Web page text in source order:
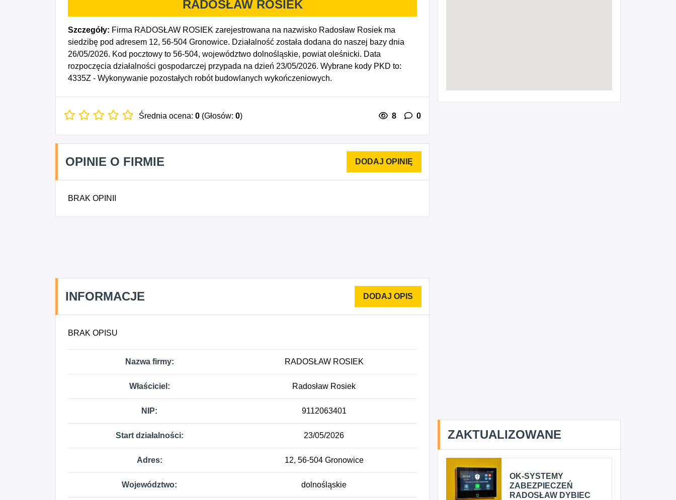
RADOSŁAW ROSIEK
Szczegóły: Firma RADOSŁAW ROSIEK zarejestrowana na nazwisko Radosław Rosiek ma
siedzibę pod adresem 12, 56-504 Gronowice. Działalność została dodana do naszej bazy dnia
26/05/2026. Kod pocztowy to 56-504, województwo dolnośląskie, powiat oleśnicki. Data
rozpoczęcia działalności gospodarczej przypada na dzień 23/05/2026. Wybrane kody PKD to:
4335Z - Wykonywanie pozostałych robót budowlanych wykończeniowych.
Średnia ocena: 0 (Głosów: 0) 8 0
OPINIE O FIRMIE
BRAK OPINII
INFORMACJE
BRAK OPISU
Nazwa firmy: RADOSŁAW ROSIEK
Właściciel: Radosław Rosiek
NIP: 9112063401
Start działalności: 23/05/2026
Adres: 12, 56-504 Gronowice
Województwo: dolnośląskie
ZAKTUALIZOWANE
OK-SYSTEMY
ZABEZPIECZEŃ
RADOSŁAW DYBIEC